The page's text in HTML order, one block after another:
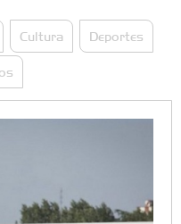
Cultura Deportes